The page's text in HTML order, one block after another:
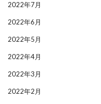
2022年7月
2022年6月
2022年5月
2022年4月
2022年3月
2022年2月